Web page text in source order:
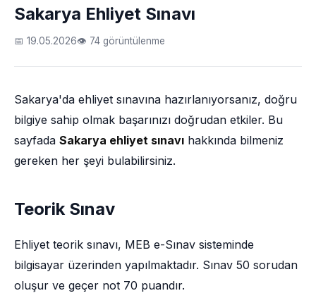
Sakarya Ehliyet Sınavı
📅 19.05.2026👁 74 görüntülenme
Sakarya'da ehliyet sınavına hazırlanıyorsanız, doğru
bilgiye sahip olmak başarınızı doğrudan etkiler. Bu
sayfada Sakarya ehliyet sınavı hakkında bilmeniz
gereken her şeyi bulabilirsiniz.
Teorik Sınav
Ehliyet teorik sınavı, MEB e-Sınav sisteminde
bilgisayar üzerinden yapılmaktadır. Sınav 50 sorudan
oluşur ve geçer not 70 puandır.